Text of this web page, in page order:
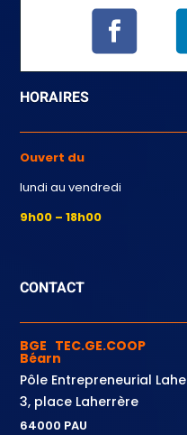
HORAIRES
Ouvert du
lundi au vendredi
9h00 – 18h00
CONTACT
BGE TEC.GE.COOP
Béarn
Pôle Entrepreneurial
3, place Laherrère
64000 PAU